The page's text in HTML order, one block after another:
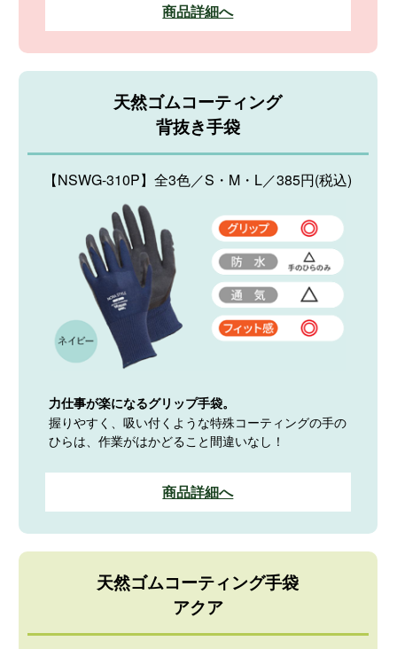
商品詳細へ
天然ゴムコーティング
背抜き手袋
【NSWG-310P】全3色／S・M・L／385円(税込)
力仕事が楽になるグリップ手袋。
握りやすく、吸い付くような特殊コーティングの手の
ひらは、作業がはかどること間違いなし！
商品詳細へ
天然ゴムコーティング手袋
アクア